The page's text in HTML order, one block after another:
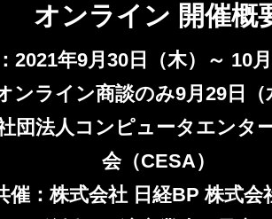
オンライン 開催概
2021年9月30日（木）～ 10
ンライン商談のみ9月29日（
団法人コンピュータエンタ
会（CESA）
催：株式会社 日経BP 株式会